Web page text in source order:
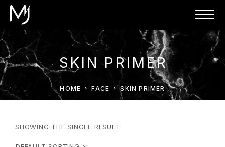
SKIN PRIMER
HOME FACE SKIN PRIMER
SHOWING THE SINGLE RESULT